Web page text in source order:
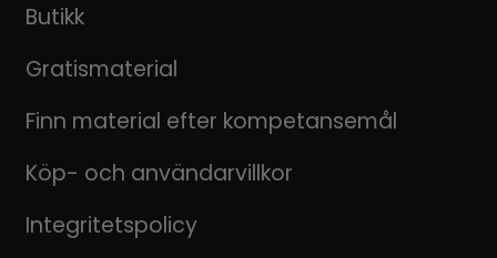
Butikk
Gratismaterial
Finn material efter kompetansemål
Köp- och användarvillkor
Integritetspolicy